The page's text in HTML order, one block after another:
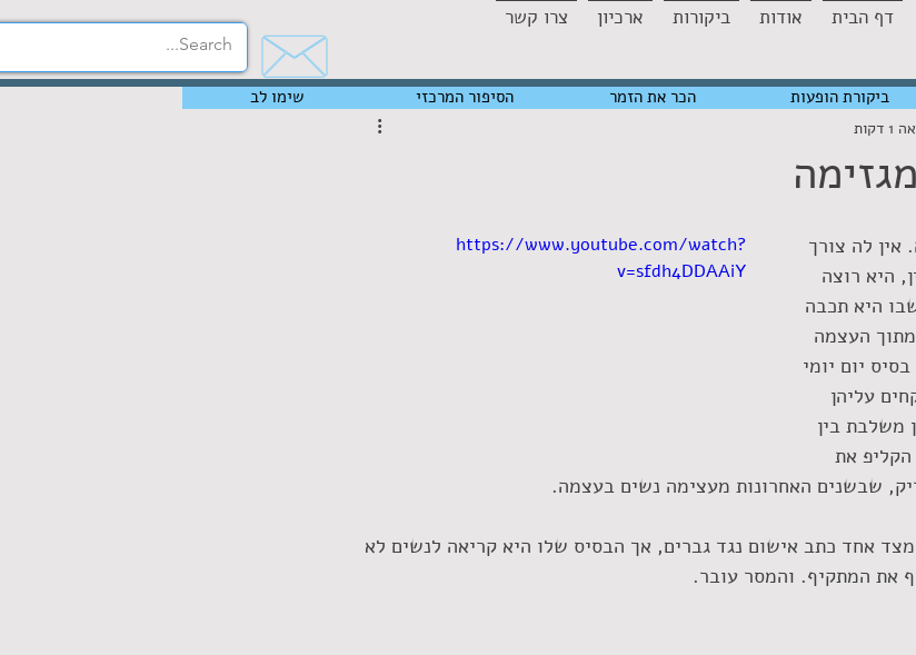
דף הבית אודות ביקורות ארכיון צרו קשר
https://www.youtube.com/watch?
v=sfdh4DDAAiY
אין לה צורך
היא רוצה
היא תכבה
העצמה
יום יומי
עליהן
משלבת בין
הקליפ את
שבשנים האחרונות מעצימה נשים בעצמה.
אחד כתב אישום נגד גברים, אך הבסיס שלו היא קריאה לנשים לא
את המתקיף. והמסר עובר.
שימו לב הסיפור המרכזי הכר את הזמר ביקורת הופעות